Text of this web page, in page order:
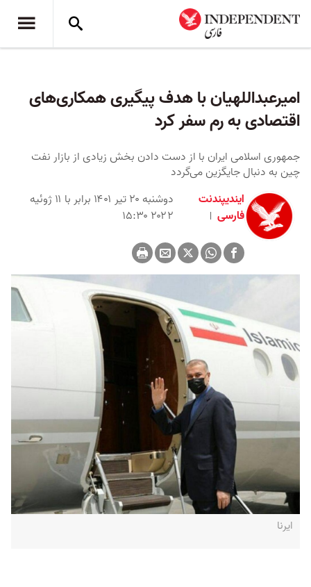
امیرعبداللهیان با هدف پیگیری همکاری‌های
اقتصادی به رم سفر کرد
جمهوری اسلامی ایران با از دست دادن بخش زیادی از بازار نفت
چین به دنبال جایگزین می‌گردد
ایندیپندنت
فارسی
دوشنبه ۲۰ تیر ۱۴۰۱ برابر با ۱۱ ژوئیه
۲۰۲۲ ۱۵:۳۰
ایرنا